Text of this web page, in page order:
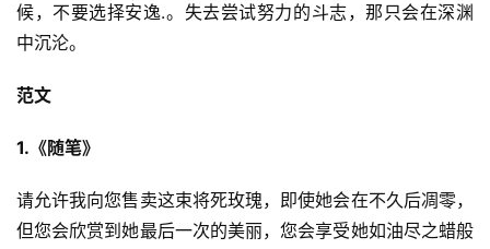
候，不要选择安逸.。失去尝试努力的斗志，那只会在深渊
中沉沦。
范文
1.《随笔》
请允许我向您售卖这束将死玫瑰，即使她会在不久后凋零，
但您会欣赏到她最后一次的美丽，您会享受她如油尽之蜡般